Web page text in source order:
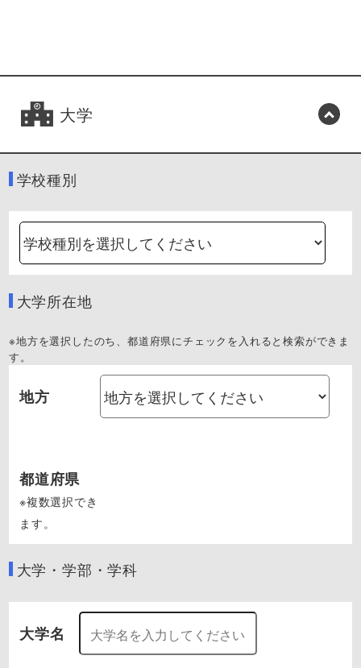
大学
学校種別
大学所在地
※地方を選択したのち、都道府県にチェックを入れると検索ができま
す。
地方
都道府県
※複数選択でき
ます。
大学・学部・学科
大学名